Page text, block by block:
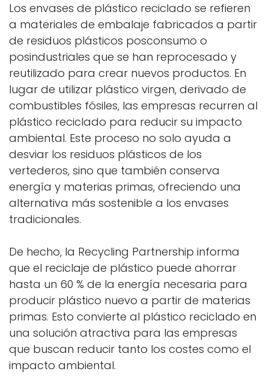
Los envases de plástico reciclado se refieren
a materiales de embalaje fabricados a partir
de residuos plásticos posconsumo o
posindustriales que se han reprocesado y
reutilizado para crear nuevos productos. En
lugar de utilizar plástico virgen, derivado de
combustibles fósiles, las empresas recurren al
plástico reciclado para reducir su impacto
ambiental. Este proceso no solo ayuda a
desviar los residuos plásticos de los
vertederos, sino que también conserva
energía y materias primas, ofreciendo una
alternativa más sostenible a los envases
tradicionales.
De hecho, la Recycling Partnership informa
que el reciclaje de plástico puede ahorrar
hasta un 60 % de la energía necesaria para
producir plástico nuevo a partir de materias
primas. Esto convierte al plástico reciclado en
una solución atractiva para las empresas
que buscan reducir tanto los costes como el
impacto ambiental.